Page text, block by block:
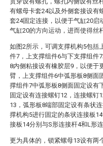
有螺母卡套24以及外侧套接设有
套24固定连接，以便于气缸20启
气缸20的方向运动，进而使得丝
如图2所示，可调支撑机构5包括
件7，上支撑组件6与下支撑组件
8内侧粘接设有橡胶层9，以便于
臂，上支撑组件6中弧形板8侧面
撑组件7中弧形板8侧面固定设有
固定设有连接螺钉12，连接螺钉
13，弧形板8端部固定设有条状
撑机构5进行固定的条状连接板
接板14分别与S形连接杆4和L形
更为具体的，锁紧螺母13设有两